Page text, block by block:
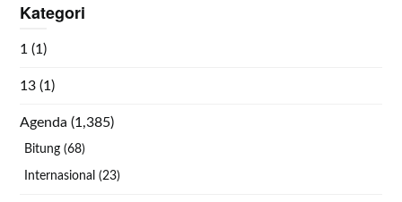
Kategori
1 (1)
13 (1)
Agenda (1,385)
Bitung (68)
Internasional (23)